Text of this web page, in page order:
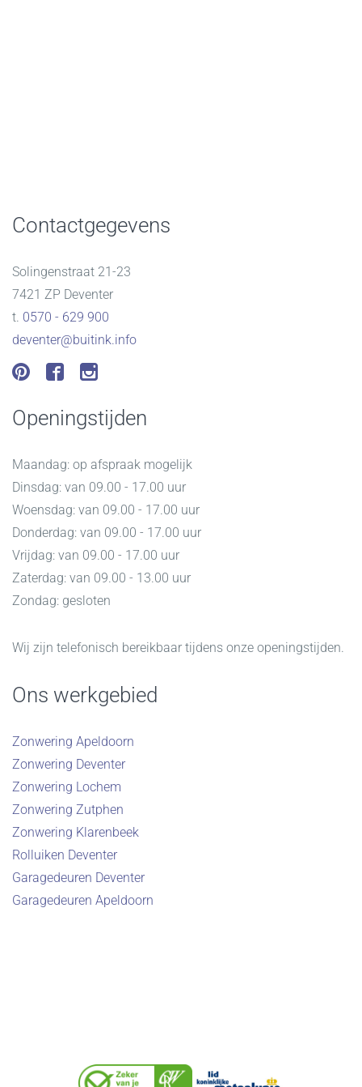
Contactgegevens
Solingenstraat 21-23
7421 ZP Deventer
t. 0570 - 629 900
deventer@buitink.info
Openingstijden
Maandag: op afspraak mogelijk
Dinsdag: van 09.00 - 17.00 uur
Woensdag: van 09.00 - 17.00 uur
Donderdag: van 09.00 - 17.00 uur
Vrijdag: van 09.00 - 17.00 uur
Zaterdag: van 09.00 - 13.00 uur
Zondag: gesloten
Wij zijn telefonisch bereikbaar tijdens onze openingstijden.
Ons werkgebied
Zonwering Apeldoorn
Zonwering Deventer
Zonwering Lochem
Zonwering Zutphen
Zonwering Klarenbeek
Rolluiken Deventer
Garagedeuren Deventer
Garagedeuren Apeldoorn